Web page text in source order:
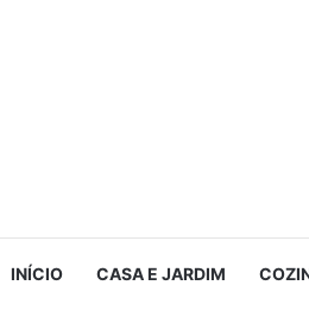
INÍCIO CASA E JARDIM